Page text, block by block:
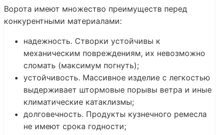
Ворота имеют множество преимуществ перед
конкурентными материалами:
надежность. Створки устойчивы к
механическим повреждениям, их невозможно
сломать (максимум погнуть);
устойчивость. Массивное изделие с легкостью
выдерживает штормовые порывы ветра и иные
климатические катаклизмы;
долговечность. Продукты кузнечного ремесла
не имеют срока годности;